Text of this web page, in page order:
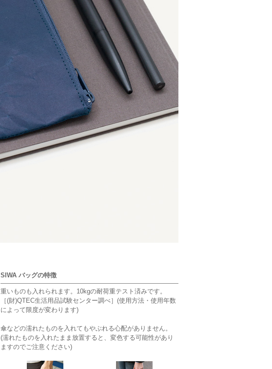
SIWA バッグの特徴
重いものも入れられます。10kgの耐荷重テスト済みです。
［(財)QTEC生活用品試験センター調べ］(使用方法・使用年数
によって限度が変わります)
傘などの濡れたものを入れてもやぶれる心配がありません。
(濡れたものを入れたまま放置すると、変色する可能性があり
ますのでご注意ください)